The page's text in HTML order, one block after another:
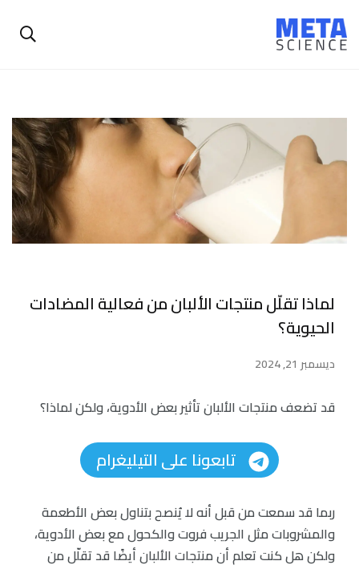
لماذا تقلّل منتجات الألبان من فعالية المضادات
الحيوية؟
ديسمبر 21, 2024
قد تضعف منتجات الألبان تأثير بعض الأدوية، ولكن لماذا؟
تابعونا على التيليغرام
ربما قد سمعت من قبل أنه لا يُنصح بتناول بعض الأطعمة
والمشروبات مثل الجريب فروت والكحول مع بعض الأدوية،
ولكن هل كنت تعلم أن منتجات الألبان أيضًا قد تقلّل من